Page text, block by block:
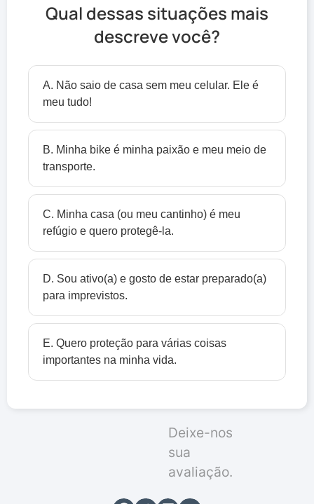
Qual dessas situações mais
descreve você?
A. Não saio de casa sem meu celular. Ele é
meu tudo!
B. Minha bike é minha paixão e meu meio de
transporte.
C. Minha casa (ou meu cantinho) é meu
refúgio e quero protegê-la.
D. Sou ativo(a) e gosto de estar preparado(a)
para imprevistos.
E. Quero proteção para várias coisas
importantes na minha vida.
Deixe-nos
sua
avaliação.